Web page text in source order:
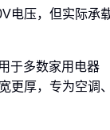
电压，但实际承
于多数家用电器
更厚，专为空调